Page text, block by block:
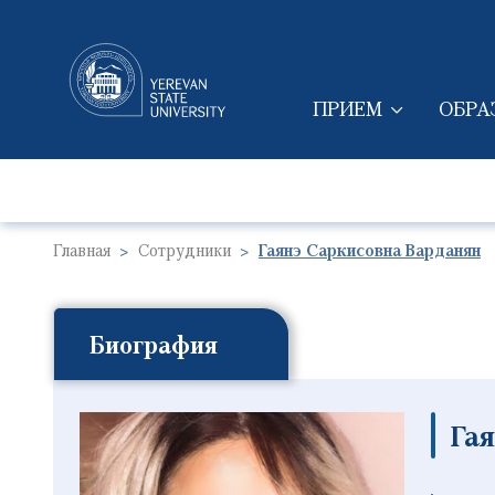
MAIN
ПРИЕМ
Главная Сотрудники Гаянэ Саркисовна Варданян
Биография